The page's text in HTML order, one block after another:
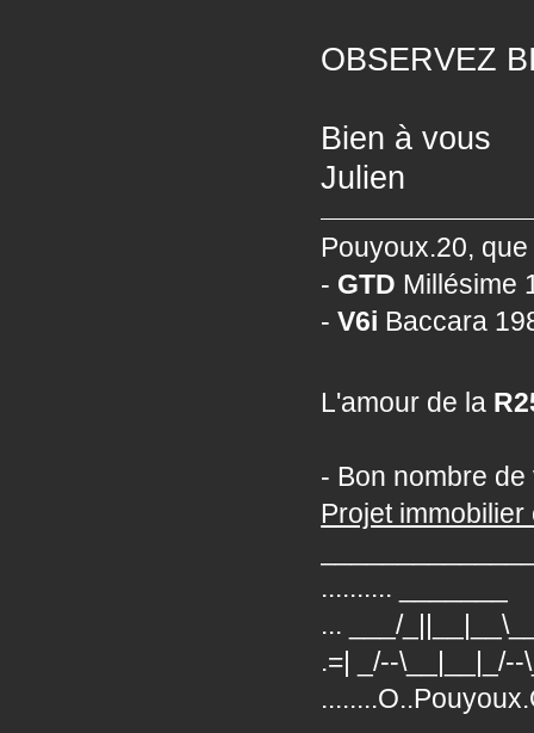
OBSERVEZ
Bien à vous
Julien
Pouyoux.20,
- GTD Millésime
-V6i Baccara
L'amour de la
- Bon nombre
Projet
.......... _______
... ___/
.=| _/--\__|__|_/--